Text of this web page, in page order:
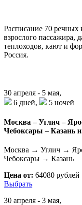
Расписание 70 речных
взрослого пассажира,
теплоходов, кают и
Россия.
30 апреля - 5 мая,
6 дней,
5 ночей
Москва – Углич –
Чебоксары – Казань
Москва → Углич →
Чебоксары → Казань
Цена от: 64080 рублей
Выбрать
30 апреля - 3 мая,